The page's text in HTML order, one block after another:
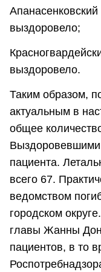
выздоровело;
выздоровело.
Таким образом,
актуальным в
общее
Выздоровевшими
пациента.
всего 67.
ведомством
городском
главы Жанны
пациентов, в то